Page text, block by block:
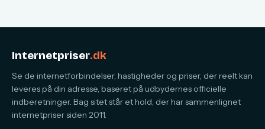
Internetpriser.dk
Se de internetforbindelser, hastigheder og priser, der reelt kan
leveres på din adresse, baseret på udbydernes officielle
indberetninger. Bag sitet står et hold, der har sammenlignet
internetpriser siden 2011.